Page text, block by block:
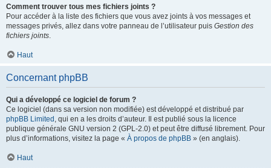
Comment trouver tous mes fichiers joints ?
Pour accéder à la liste des fichiers que vous avez joints à vos messages et
messages privés, allez dans votre panneau de l’utilisateur puis Gestion des
fichiers joints.
Haut
Concernant phpBB
Qui a développé ce logiciel de forum ?
Ce logiciel (dans sa version non modifiée) est développé et distribué par
phpBB Limited , qui en a les droits d’auteur. Il est publié sous la licence
publique générale GNU version 2 (GPL-2.0) et peut être diffusé librement. Pour
plus d’informations, visitez la page « À propos de phpBB » (en anglais).
Haut